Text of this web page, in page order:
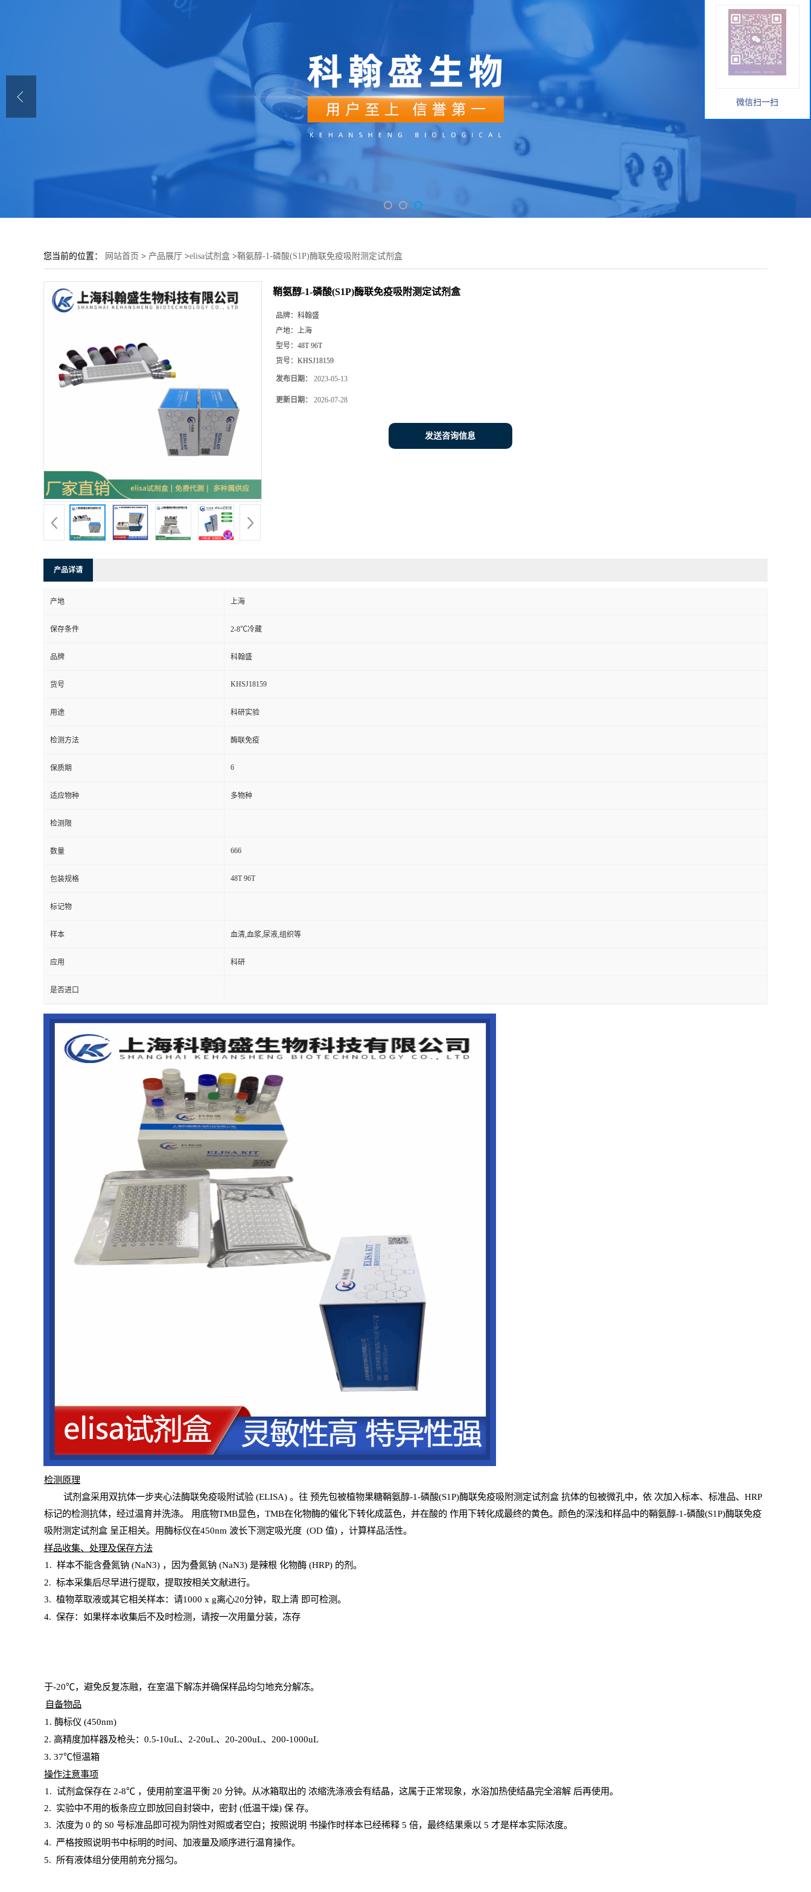
您当前的位置： 网站首页 > 产品展厅 >elisa试剂盒 >鞘氨醇-1-磷酸(S1P)酶联免疫吸附测定试剂盒
鞘氨醇-1-磷酸(S1P)酶联免疫吸附测定试剂盒
品牌： 科翰盛
产地： 上海
型号： 48T 96T
货号： KHSJ18159
发布日期： 2023-05-13
更新日期： 2026-07-28
发送咨询信息
产品详请
产地 上海
保存条件 2-8℃冷藏
品牌 科翰盛
货号 KHSJ18159
用途 科研实验
检测方法 酶联免疫
保质期 6
适应物种 多物种
检测限
数量 666
包装规格 48T 96T
标记物
样本 血清,血浆,尿液,组织等
应用 科研
是否进口
检测原理
试剂盒采用双抗体一步夹心法酶联免疫吸附试验(ELISA) 。往 预先包被植物果糖鞘氨醇-1-磷酸(S1P)酶联免疫吸附测定试剂盒抗体的包被微孔中，依 次加入标本、标准品、 HRP
标记的检测抗体，经过温育并洗涤。 用底物TMB显色， TMB在化物酶的催化下转化成蓝色，并在酸的 作用下转化成最终的黄色。颜色的深浅和样品中的鞘氨醇-1-磷酸(S1P)酶联免疫
吸附测定试剂盒呈正相关。用酶标仪在450nm 波长下测定吸光度 (OD 值) ，计算样品活性。
样品收集、处理及保存方法
1 . 样本不能含叠氮钠(NaN3) ，因为叠氮钠 (NaN3) 是辣根 化物酶(HRP) 的剂。
2. 标本采集后尽早进行提取，提取按相关文献进行。
3. 植物萃取液或其它相关样本：请1000 x g离心20分钟，取上清 即可检测。
4. 保存：如果样本收集后不及时检测，请按一次用量分装，冻存
于-20℃，避免反复冻融，在室温下解冻并确保样品均匀地充分解冻。
自备物品
1 . 酶标仪 (450nm)
2. 高精度加样器及枪头： 0.5-10uL、 2-20uL、 20-200uL、 200-1000uL
3. 37℃恒温箱
操作注意事项
1. 试剂盒保存在 2-8℃ ，使用前室温平衡 20 分钟。从冰箱取出的 浓缩洗涤液会有结晶，这属于正常现象，水浴加热使结晶完全溶解 后再使用。
2. 实验中不用的板条应立即放回自封袋中，密封(低温干燥) 保 存。
3. 浓度为 0 的 S0 号标准品即可视为阴性对照或者空白；按照说明 书操作时样本已经稀释5 倍，最终结果乘以 5 才是样本实际浓度。
4. 严格按照说明书中标明的时间、加液量及顺序进行温育操作。
5. 所有液体组分使用前充分摇匀。
微信扫一扫